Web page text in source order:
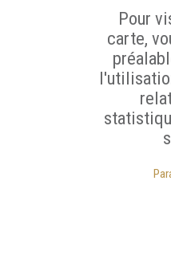
Pour
carte,